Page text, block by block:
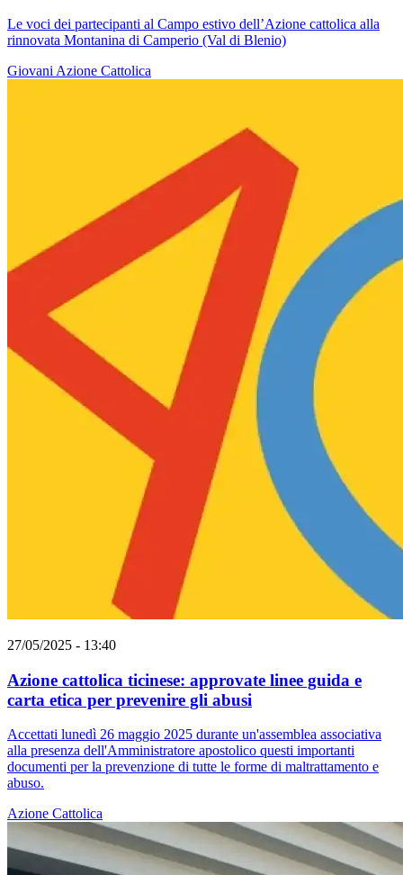
Le voci dei partecipanti al Campo estivo dell’Azione cattolica alla
rinnovata Montanina di Camperio (Val di Blenio)
Giovani Azione Cattolica
27/05/2025 - 13:40
Azione cattolica ticinese: approvate linee guida e
carta etica per prevenire gli abusi
Accettati lunedì 26 maggio 2025 durante un'assemblea associativa
alla presenza dell'Amministratore apostolico questi importanti
documenti per la prevenzione di tutte le forme di maltrattamento e
abuso.
Azione Cattolica